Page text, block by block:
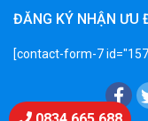
ĐĂNG KÝ NHẬN ƯU
[contact-form-7
Chat Zalo